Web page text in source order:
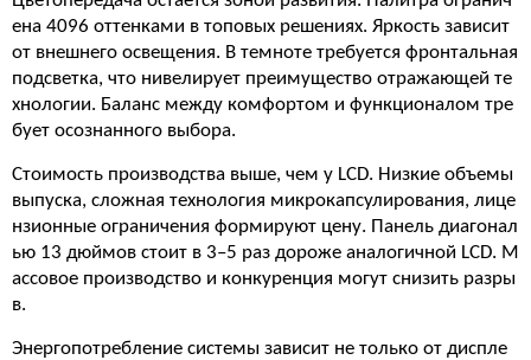
ена 4096 оттенками в топовых решениях. Яркость зависит
от внешнего освещения. В темноте требуется фронтальная
подсветка, что нивелирует преимущество отражающей те
хнологии. Баланс между комфортом и функционалом тре
бует осознанного выбора.
Стоимость производства выше, чем у LCD. Низкие объемы
выпуска, сложная технология микрокапсулирования, лице
нзионные ограничения формируют цену. Панель диагонал
ью 13 дюймов стоит в 3–5 раз дороже аналогичной LCD. М
ассовое производство и конкуренция могут снизить разры
в.
Энергопотребление системы зависит не только от диспле